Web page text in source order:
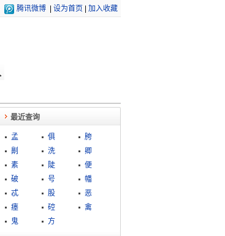
腾讯微博 设为首页 加入收藏
最近查询
孟 俱
胯
劓
洗
卿
素
陡
便
破
号
幡
忒
股
恶
瘗
硿
禽
鬼
方